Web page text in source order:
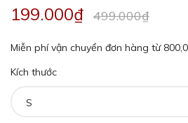
199.000₫ 499.000₫
Miễn phí vận chuyển đơn hàng từ
Kích thước